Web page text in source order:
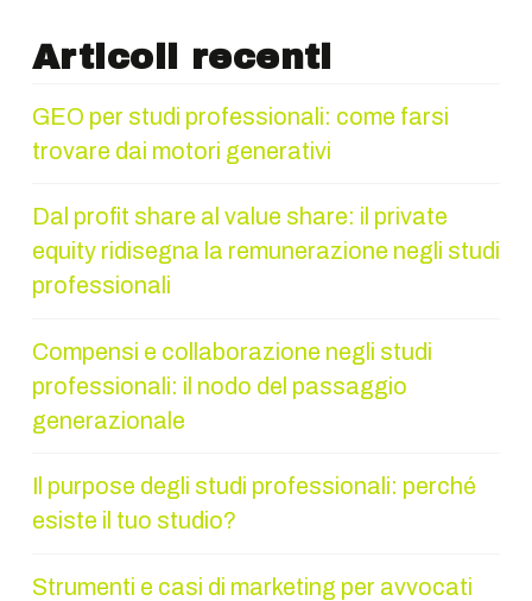
Articoli recenti
GEO per studi professionali: come farsi
trovare dai motori generativi
Dal profit share al value share: il private
equity ridisegna la remunerazione negli studi
professionali
Compensi e collaborazione negli studi
professionali: il nodo del passaggio
generazionale
Il purpose degli studi professionali: perché
esiste il tuo studio?
Strumenti e casi di marketing per avvocati